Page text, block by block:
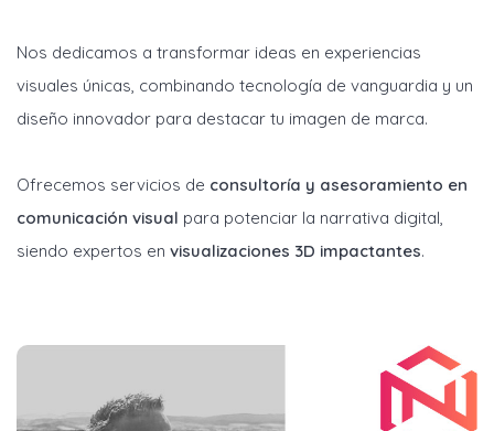
Nos dedicamos a transformar ideas en experiencias
visuales únicas, combinando tecnología de vanguardia y un
diseño innovador para destacar tu imagen de marca.
Ofrecemos servicios de consultoría y asesoramiento en
comunicación visual para potenciar la narrativa digital,
siendo expertos en visualizaciones 3D impactantes.